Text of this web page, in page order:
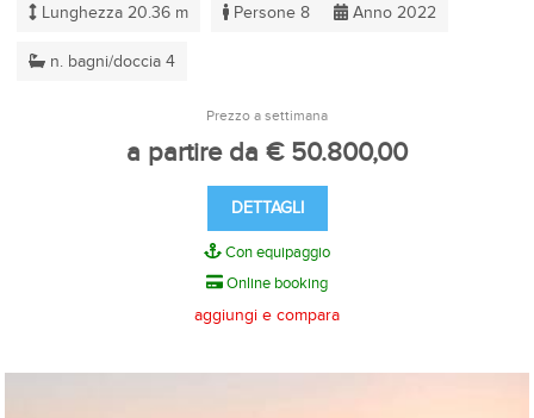
Lunghezza 20.36 m Persone 8 Anno 2022
n. bagni/doccia 4
Prezzo a settimana
a partire da € 50.800,00
DETTAGLI
Con equipaggio
Online booking
aggiungi e compara